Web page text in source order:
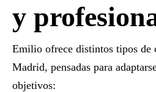
y
Emilio ofrece distintos tipos de
Madrid, pensadas para
objetivos: